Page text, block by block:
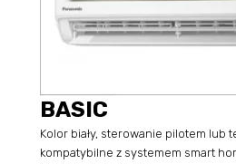
BASIC
Kolor biały, sterowanie pilotem lub
kompatybilne z systemem smart